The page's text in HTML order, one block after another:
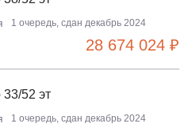
1 очередь, сдан декабрь 2024
28 674 024 ₽
33/52 эт
1 очередь, сдан декабрь 2024